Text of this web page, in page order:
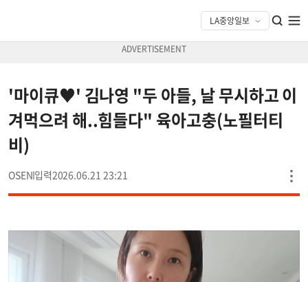
'마이큐♥' 김나영 "두 아들, 날 무시하고 이
겨먹으려 해..힘들다" 육아고충(노필터티
비)
OSEN 2026.06.21 23:21